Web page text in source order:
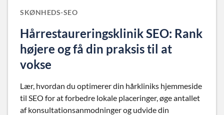
SKØNHEDS-SEO
Hårrestaureringsklinik SEO: Rank
højere og få din praksis til at
vokse
Lær, hvordan du optimerer din hårkliniks hjemmeside
til SEO for at forbedre lokale placeringer, øge antallet
af konsultationsanmodninger og udvide din